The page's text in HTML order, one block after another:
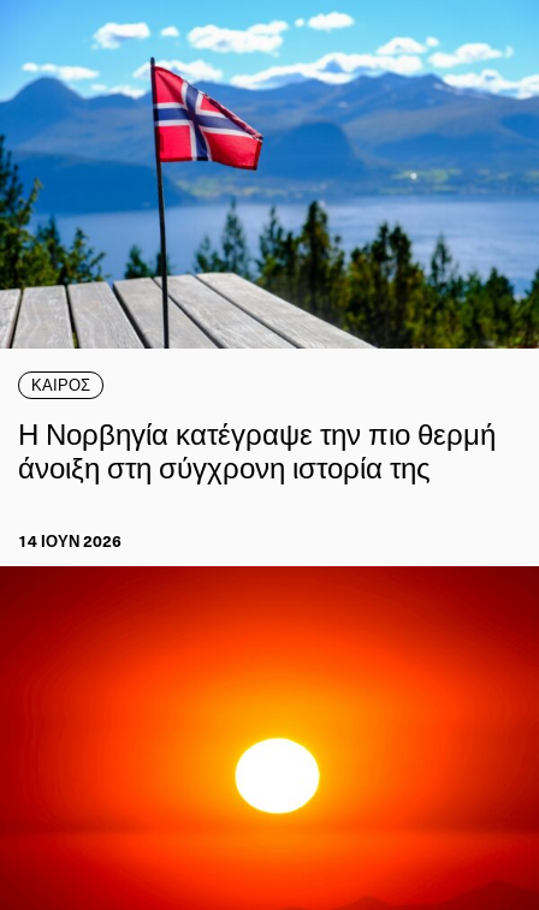
ΚΑΙΡΟΣ
Η Νορβηγία κατέγραψε την πιο θερμή
άνοιξη στη σύγχρονη ιστορία της
14 ΙΟΥΝ 2026